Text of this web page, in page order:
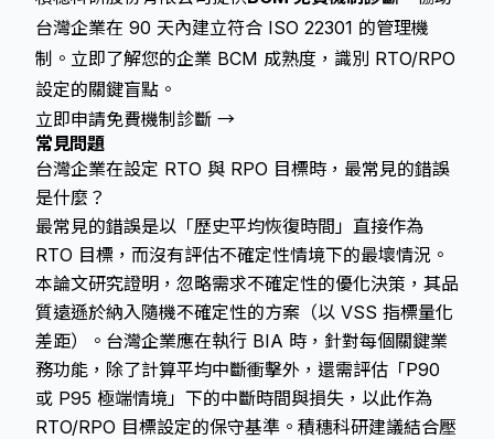
台灣企業在 90 天內建立符合 ISO 22301 的管理機
制。立即了解您的企業 BCM 成熟度，識別 RTO/RPO
設定的關鍵盲點。
立即申請免費機制診斷 →
常見問題
台灣企業在設定 RTO 與 RPO 目標時，最常見的錯誤
是什麼？
最常見的錯誤是以「歷史平均恢復時間」直接作為
RTO 目標，而沒有評估不確定性情境下的最壞情況。
本論文研究證明，忽略需求不確定性的優化決策，其品
質遠遜於納入隨機不確定性的方案（以 VSS 指標量化
差距）。台灣企業應在執行 BIA 時，針對每個關鍵業
務功能，除了計算平均中斷衝擊外，還需評估「P90
或 P95 極端情境」下的中斷時間與損失，以此作為
RTO/RPO 目標設定的保守基準。積穗科研建議結合壓